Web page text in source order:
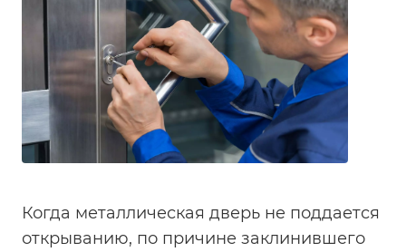
Когда металлическая дверь не поддается
открыванию, по причине заклинившего